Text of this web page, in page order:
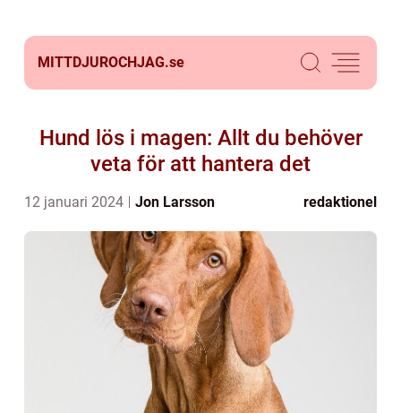
MITTDJUROCHJAG.se
Hund lös i magen: Allt du behöver
veta för att hantera det
12 januari 2024 Jon Larsson redaktionel